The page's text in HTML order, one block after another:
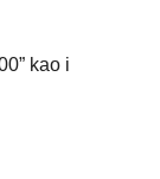
kao i